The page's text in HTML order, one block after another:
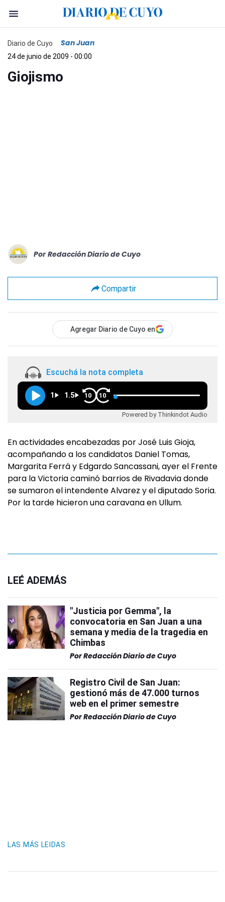
Diario de Cuyo San Juan
24 de junio de 2009 - 00:00
Giojismo
Por Redacción Diario de Cuyo
Compartir
Agregar Diario de Cuyo en
Escuchá la nota completa
1 1.5 10 10
Powered by Thinkindot Audio
En actividades encabezadas por José Luis Gioja,
acompañando a los candidatos Daniel Tomas,
Margarita Ferrá y Edgardo Sancassani, ayer el Frente
para la Victoria caminó barrios de Rivadavia donde
se sumaron el intendente Alvarez y el diputado Soria.
Por la tarde hicieron una caravana en Ullum.
LEÉ ADEMÁS
"Justicia por Gemma", la
convocatoria en San Juan a una
semana y media de la tragedia en
Chimbas
PorRedacción Diario de Cuyo
Registro Civil de San Juan:
gestionó más de 47.000 turnos
web en el primer semestre
PorRedacción Diario de Cuyo
LAS MÁS LEIDAS